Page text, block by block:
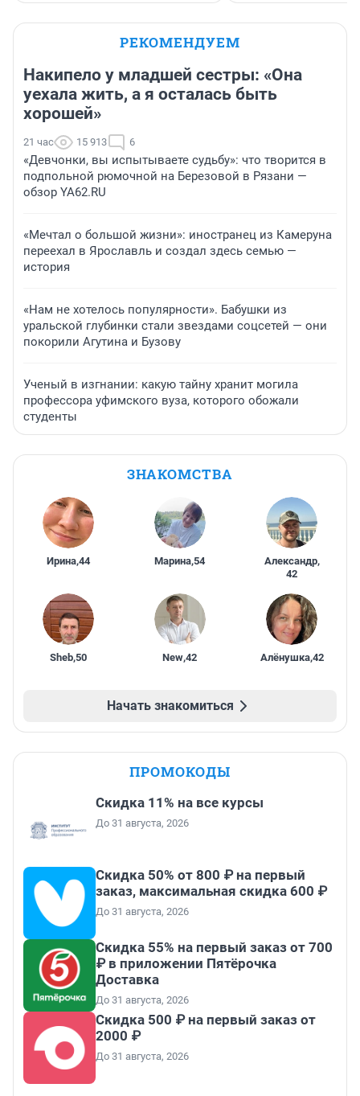
РЕКОМЕНДУЕМ
Накипело у младшей сестры: «Она
уехала жить, а я осталась быть
хорошей»
21 час 15 913 6
«Девчонки, вы испытываете судьбу»: что творится в
подпольной рюмочной на Березовой в Рязани —
обзор YA62.RU
«Мечтал о большой жизни»: иностранец из Камеруна
переехал в Ярославль и создал здесь семью —
история
«Нам не хотелось популярности». Бабушки из
уральской глубинки стали звездами соцсетей — они
покорили Агутина и Бузову
Ученый в изгнании: какую тайну хранит могила
профессора уфимского вуза, которого обожали
студенты
ЗНАКОМСТВА
Ирина,44 Марина,54 Александр,
42
Sheb,50 New,42 Алёнушка,42
Начать знакомиться
ПРОМОКОДЫ
Скидка 11% на все курсы
До 31 августа, 2026
Скидка 50% от 800 ₽ на первый
заказ, максимальная скидка 600 ₽
До 31 августа, 2026
Скидка 55% на первый заказ от 700
₽ в приложении Пятёрочка
Доставка
До 31 августа, 2026
Скидка 500 ₽ на первый заказ от
2000 ₽
До 31 августа, 2026